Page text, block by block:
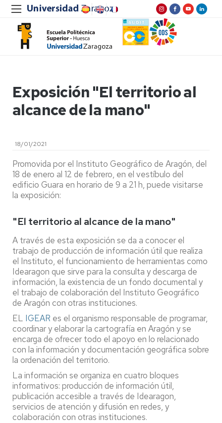
Exposición "El territorio al
alcance de la mano"
18/01/2021
Promovida por el Instituto Geográfico de Aragón, del
18 de enero al 12 de febrero, en el vestíbulo del
edificio Guara en horario de 9 a 21 h, puede visitarse
la exposición:
"El territorio al alcance de la mano"
A través de esta exposición se da a conocer el
trabajo de producción de información útil que realiza
el Instituto, el funcionamiento de herramientas como
Idearagon que sirve para la consulta y descarga de
información, la existencia de un fondo documental y
el trabajo de colaboración del Instituto Geográfico
de Aragón con otras instituciones.
EL IGEAR es el organismo responsable de programar,
coordinar y elaborar la cartografía en Aragón y se
encarga de ofrecer todo el apoyo en lo relacionado
con la información y documentación geográfica sobre
la ordenación del territorio.
La información se organiza en cuatro bloques
informativos: producción de información útil,
publicación accesible a través de Idearagon,
servicios de atención y difusión en redes, y
colaboración con otras instituciones.